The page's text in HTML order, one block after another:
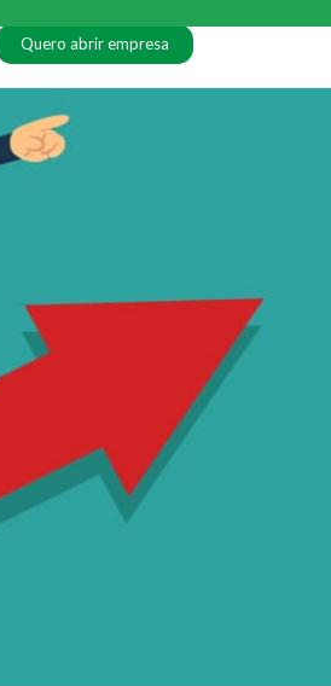
Quero abrir empresa